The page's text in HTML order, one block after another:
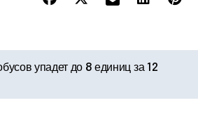
упадет до 8 единиц за 12